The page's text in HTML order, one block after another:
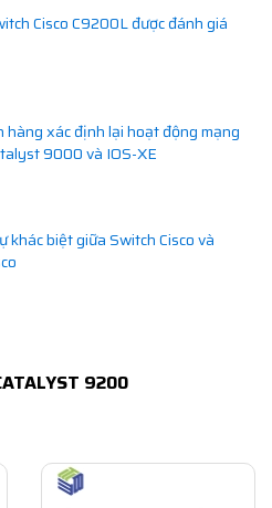
Cisco C9200L được đánh giá
hàng xác định lại hoạt động mạng
9000 và IOS-XE
khác biệt giữa Switch Cisco và
9200